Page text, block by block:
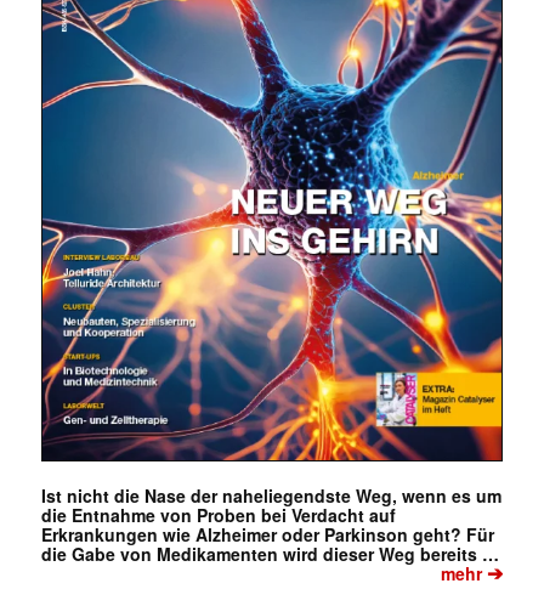
Ist nicht die Nase der naheliegendste Weg, wenn es um
die Entnahme von Proben bei Verdacht auf
Erkrankungen wie Alzheimer oder Parkinson geht? Für
die Gabe von Medikamenten wird dieser Weg bereits …
mehr➔